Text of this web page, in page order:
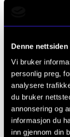
Denne
Vi bruker
personlig preg,
analysere
du bruker
annonsering og
informasjon du
inn gjennom din
Did you